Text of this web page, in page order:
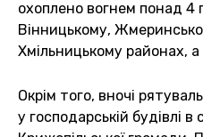
охоплено вогнем понад 4
Вінницькому,
Хмільницькому районах,
Окрім того, вночі
у господарській будівлі в